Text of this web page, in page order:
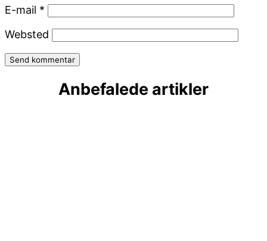
E-mail *
Websted
Anbefalede artikler